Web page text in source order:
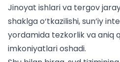
Jinoyat ishlari va tergov
shaklga o‘tkazilishi, sun’iy
yordamida tezkorlik va aniq
imkoniyatlari oshadi.